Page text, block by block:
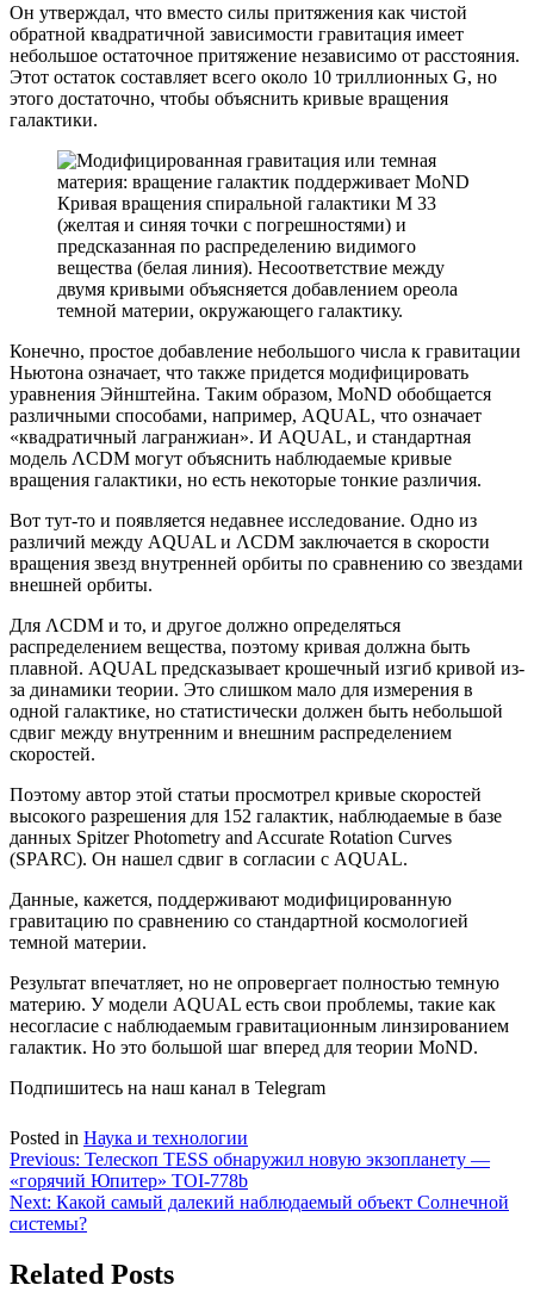
Он утверждал, что вместо силы притяжения как чистой
обратной квадратичной зависимости гравитация имеет
небольшое остаточное притяжение независимо от расстояния.
Этот остаток составляет всего около 10 триллионных G, но
этого достаточно, чтобы объяснить кривые вращения
галактики.
Кривая вращения спиральной галактики М 33
(желтая и синяя точки с погрешностями) и
предсказанная по распределению видимого
вещества (белая линия). Несоответствие между
двумя кривыми объясняется добавлением ореола
темной материи, окружающего галактику.
Конечно, простое добавление небольшого числа к гравитации
Ньютона означает, что также придется модифицировать
уравнения Эйнштейна. Таким образом, MoND обобщается
различными способами, например, AQUAL, что означает
«квадратичный лагранжиан». И AQUAL, и стандартная
модель ΛCDM могут объяснить наблюдаемые кривые
вращения галактики, но есть некоторые тонкие различия.
Вот тут-то и появляется недавнее исследование. Одно из
различий между AQUAL и ΛCDM заключается в скорости
вращения звезд внутренней орбиты по сравнению со звездами
внешней орбиты.
Для ΛCDM и то, и другое должно определяться
распределением вещества, поэтому кривая должна быть
плавной. AQUAL предсказывает крошечный изгиб кривой из-
за динамики теории. Это слишком мало для измерения в
одной галактике, но статистически должен быть небольшой
сдвиг между внутренним и внешним распределением
скоростей.
Поэтому автор этой статьи просмотрел кривые скоростей
высокого разрешения для 152 галактик, наблюдаемые в базе
данных Spitzer Photometry and Accurate Rotation Curves
(SPARC). Он нашел сдвиг в согласии с AQUAL.
Данные, кажется, поддерживают модифицированную
гравитацию по сравнению со стандартной космологией
темной материи.
Результат впечатляет, но не опровергает полностью темную
материю. У модели AQUAL есть свои проблемы, такие как
несогласие с наблюдаемым гравитационным линзированием
галактик. Но это большой шаг вперед для теории MoND.
Подпишитесь на наш канал в Telegram
Posted in Наука и технологии
Навигация
по
записям
Previous: Телескоп TESS обнаружил новую экзопланету —
«горячий Юпитер» TOI-778b
Next: Какой самый далекий наблюдаемый объект Солнечной
системы?
Related Posts